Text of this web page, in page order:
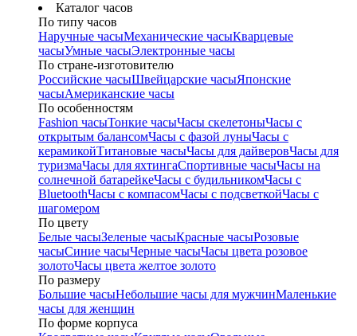
Каталог часов
По типу часов
Наручные часыМеханические часыКварцевые
часыУмные часыЭлектронные часы
По стране-изготовителю
Российские часыШвейцарские часыЯпонские
часыАмериканские часы
По особенностям
Fashion часыТонкие часыЧасы скелетоныЧасы с
открытым балансомЧасы с фазой луныЧасы с
керамикойТитановые часыЧасы для дайверовЧасы для
туризмаЧасы для яхтингаСпортивные часыЧасы на
солнечной батарейкеЧасы с будильникомЧасы с
BluetoothЧасы с компасомЧасы с подсветкойЧасы с
шагомером
По цвету
Белые часыЗеленые часыКрасные часыРозовые
часыСиние часыЧерные часыЧасы цвета розовое
золотоЧасы цвета желтое золото
По размеру
Большие часыНебольшие часы для мужчинМаленькие
часы для женщин
По форме корпуса